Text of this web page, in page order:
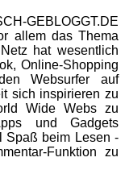
GEBLOGGT.DE
allem das Thema
hat wesentlich
Online-Shopping
Websurfer auf
sich inspirieren zu
Wide Webs zu
und Gadgets
Spaß beim Lesen -
Funktion zu